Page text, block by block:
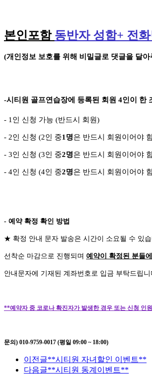
본인포함 동반자 성함+ 전
(개인정보 보호를 위해 비밀글로 댓글을 달
-시티원 골프연습장에 등록된 회원 4인이 한
- 1인 신청 가능 (반드시 회원)
- 2인 신청 (2인 중1명은 반드시 회원이어야
- 3인 신청 (3인 중2명은 반드시 회원이어야
- 4인 신청 (4인 중2명은 반드시 회원이어야
- 예약 확정 확인 방법
★ 확정 안내 문자 발송은 시간이 소요될 수 있
선착순 마감으로 진행되며 예약이 확정된 분들
안내문자에 기재된 계좌번호로 입금 부탁드립니
**예약자 중 코로나 확진자가 발생한 경우 또는 신청 인
문의) 010-9759-0017 (평일 09:00 ~ 18:00)
이전글**시티원 자녀할인 이벤트**
다음글**시티원 동계이벤트**